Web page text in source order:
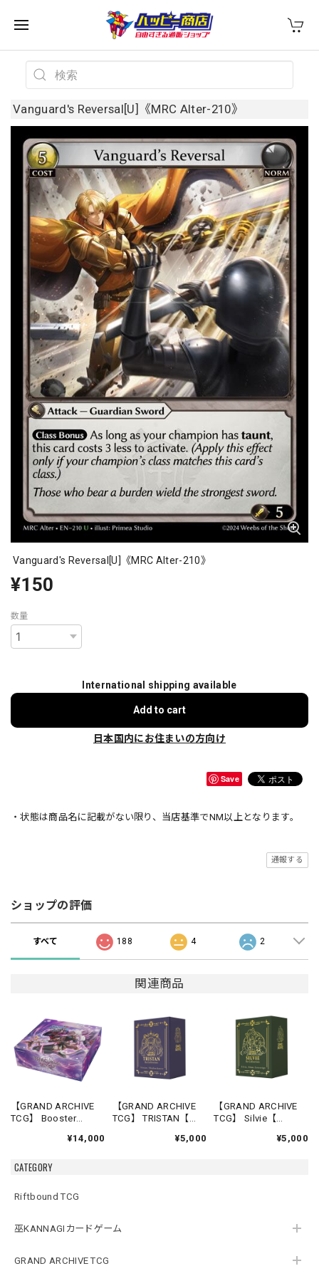
CATEGORY
Riftbound TCG
巫KANNAGIカードゲーム
GRAND ARCHIVE TCG
Vanguard's Reversal[U]《MRC Alter-210》
Vanguard's Reversal[U]《MRC Alter-210》
¥150
数量
International shipping available
Add to cart
日本国内にお住まいの方向け
Save
・状態は商品名に記載がない限り、当店基準でNM以上となります。
通報する
ショップの評価
すべて 188 4 2
関連商品
【GRAND ARCHIVE
TCG】 Booster
【Mercurial Heart
版》
¥14,000
【GRAND ARCHIVE
TCG】 TRISTAN【
Shadowdancer】《英
¥5,000
【GRAND ARCHIVE
TCG】 Silvie【
Slime Sovereign】¥5,000